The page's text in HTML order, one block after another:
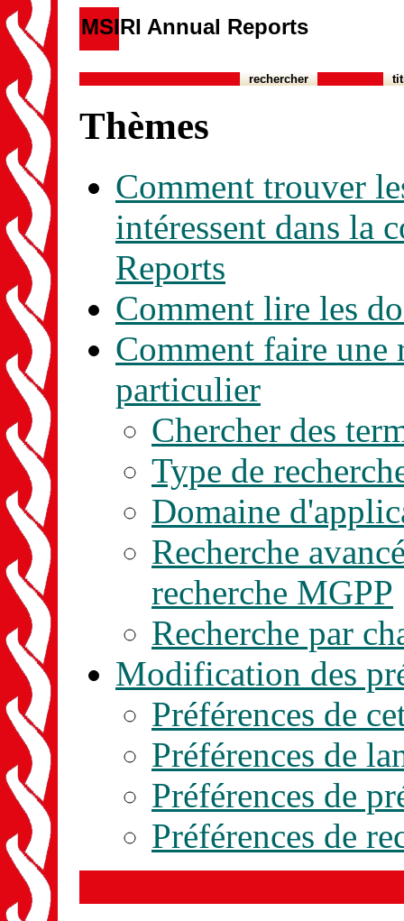
MSIRI Annual Reports
rechercher
Thèmes
Comment trouver
intéressent dans la
Reports
Comment lire les
Comment faire une
particulier
Chercher des
Type de
Domaine
Recherche
recherche MGPP
Recherche par
Modification des
Préférences de
Préférences de
Préférences de
Préférences de